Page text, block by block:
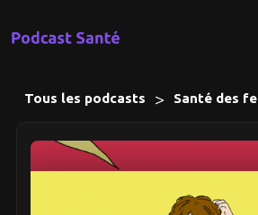
Tous les podcasts > Santé des